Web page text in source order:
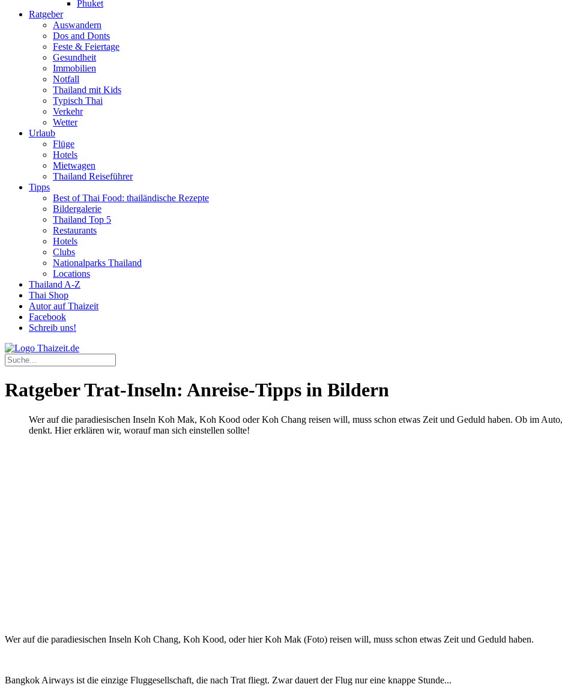
Phuket
Ratgeber
Auswandern
Dos and Donts
Feste & Feiertage
Gesundheit
Immobilien
Notfall
Thailand mit Kids
Typisch Thai
Verkehr
Wetter
Urlaub
Flüge
Hotels
Mietwagen
Thailand Reiseführer
Tipps
Best of Thai Food: thailändische Rezepte
Bildergalerie
Thailand Top 5
Restaurants
Hotels
Clubs
Nationalparks Thailand
Locations
Thailand A-Z
Thai Shop
Autor auf Thaizeit
Facebook
Schreib uns!
Ratgeber Trat-Inseln: Anreise-Tipps in Bildern
Wer auf die paradiesischen Inseln Koh Mak, Koh Kood oder Koh Chang reisen will, muss schon etwas Zeit und Geduld haben. Ob im
denkt. Hier erklären wir, worauf man sich einstellen sollte!
Wer auf die paradiesischen Inseln Koh Chang, Koh Kood, oder hier Koh Mak (Foto) reisen will, muss schon etwas Zeit und Geduld haben.
Bangkok Airways ist die einzige Fluggesellschaft, die nach Trat fliegt. Zwar dauert der Flug nur eine knappe Stunde...